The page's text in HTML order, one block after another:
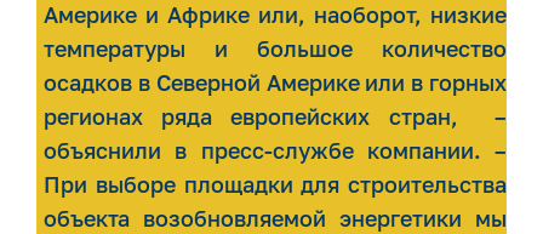
Америке и Африке или, наоборот, низкие
температуры и большое количество
осадков в Северной Америке или в горных
регионах ряда европейских стран, –
объяснили в пресс-службе компании. –
При выборе площадки для строительства
объекта возобновляемой энергетики мы